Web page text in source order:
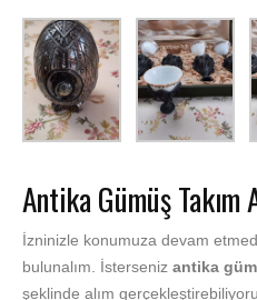
Antika Gümüş Takım
İzninizle konumuza devam
bulunalım. İsterseniz antika
şeklinde alım